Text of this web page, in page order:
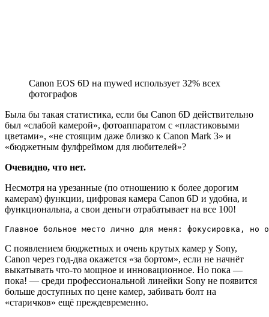
Canon EOS 6D на mywed использует 32% всех
фотографов
Была бы такая статистика, если бы Canon 6D действительно
был «слабой камерой», фотоаппаратом с «пластиковыми
цветами», «не стоящим даже близко к Canon Mark 3» и
«бюджетным фулфреймом для любителей»?
Очевидно, что нет.
Несмотря на урезанные (по отношению к более дорогим
камерам) функции, цифровая камера Canon 6D и удобна, и
функциональна, а свои деньги отрабатывает на все 100!
Главное больное место лично для меня: фокусировка, но
С появлением бюджетных и очень крутых камер у Sony,
Canon через год-два окажется «за бортом», если не начнёт
выкатывать что-то мощное и инновационное. Но пока —
пока! — среди профессиональной линейки Sony не появится
больше доступных по цене камер, забивать болт на
«старичков» ещё преждевременно.